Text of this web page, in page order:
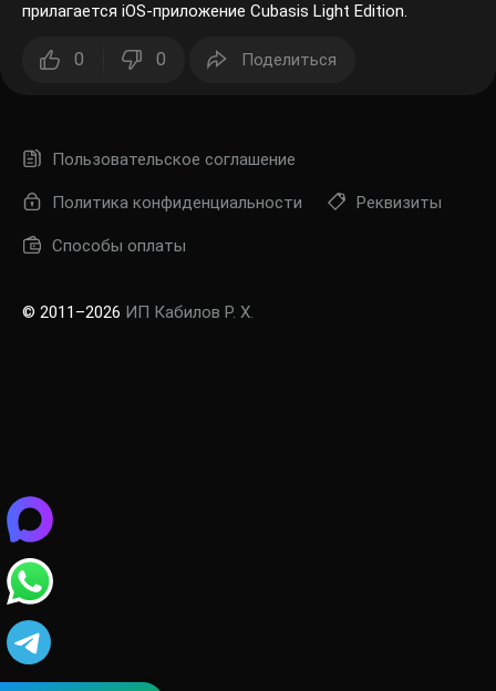
прилагается iOS-приложение Cubasis Light Edition.
0 0 Поделиться
Пользовательское соглашение
Политика конфиденциальности Реквизиты
Способы оплаты
© 2011–2026 ИП Кабилов Р. Х.